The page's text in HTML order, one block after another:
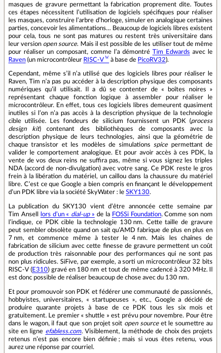
masques de gravure permettant la fabrication proprement dite. Toutes
ces étapes nécessitent l’utilisation de logiciels spécifiques pour réaliser
les masques, construire l’arbre d’horloge, simuler en analogique certaines
parties, concevoir les alimentations… Beaucoup de logiciels libres existent
pour cela, tous ne sont pas matures ou restent très universitaire dans
leur version open source. Mais il est possible de les utiliser tout de même
pour réaliser un composant, comme l’a démontré Tim Edwards avec le
Raven (un microcontrôleur RISC‑V à base de PicoRV32).
Cependant, même s’il n’a utilisé que des logiciels libres pour réaliser le
Raven, Tim n’a pas pu accéder à la description physique des composants
numériques qu’il utilisait. Il a dû se contenter de « boîtes noires »
représentant chaque fonction logique à assembler pour réaliser le
microcontrôleur. En effet, tous ces logiciels libres demeurent quasiment
inutiles si l’on n’a pas accès à la description physique de la technologie
cible utilisée. Les fondeurs de silicium fournissent un PDK (process
design kit) contenant des bibliothèques de composants avec la
description physique de leurs technologies, ainsi que la géométrie de
chaque transistor et les modèles de simulations spicepermettant de
valider le comportement analogique. Et pour avoir accès à ces PDK, la
vente de vos deux reins ne suffira pas, même si vous signez les triples
NDA (accord de non‑divulgation) avec votre sang. Ce PDK reste le gros
frein à la libération du matériel, un caillou dans la chaussure du matériel
libre. C’est ce que Google a bien compris en finançant le développement
d’un PDK libre via la société SkyWater : le SKY130.
La publication du SKY130 vient d’être annoncée cette semaine par
Tim Ansell
lors d’un « dial‑up» de la FOSSi Foundation. Comme son nom
l’indique, ce PDK cible la technologie 130 nm. Cette taille de gravure
peut sembler obsolète quand on sait qu’AMD fabrique de plus en plus en
7 nm, et commence même à tester le 4 nm. Mais les chaînes de
fabrication de silicium avec cette finesse de gravure permettent un coût
de production très raisonnable pour des performances qui ne sont pas
non plus ridicules. SiFive, par exemple, a sorti un microcontrôleur 32 bits
RISC‑V (E310) gravé en 180 nm et tout de même cadencé à 320 MHz. Il
est donc possible de réaliser beaucoup de chose avec du 130 nm.
Et pour promouvoir son PDK et fédérer une communauté de passionnés,
hobbyistes, universitaires, « startupeuses », etc., Google a décidé de
produire quarante projets à base de ce PDK tous les six mois et
gratuitement. Le premier « shuttle » est prévu pour novembre. Pour être
dans le wagon, il faut que son projet soit open sourceet le soumettre au
site en ligne efabless.com. Visiblement, la méthode de choix des projets
retenus n’est pas encore bien définie ; mais si vous êtes retenu, vous
aurez une réponse par courriel.